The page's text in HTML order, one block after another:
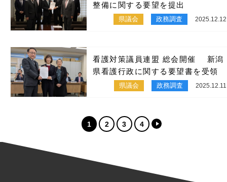
整備に関する要望を提出
県議会 政務調査 2025.12.12
看護対策議員連盟 総会開催 新潟
県看護行政に関する要望書を受領
県議会 政務調査 2025.12.11
1 2 3 4